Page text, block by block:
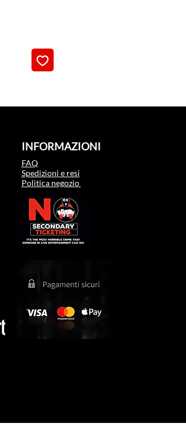
INFORMAZIONI
FAQ
Spedizioni e resi
Politica negozio